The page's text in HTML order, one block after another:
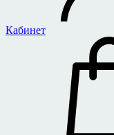
Кабинет